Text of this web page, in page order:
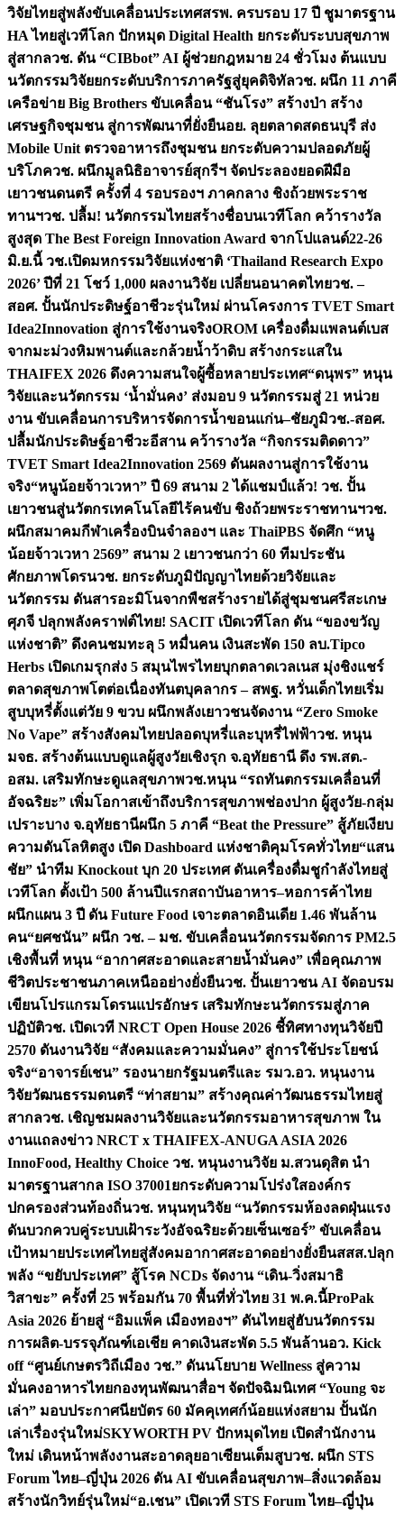
วิจัยไทยสู่พลังขับเคลื่อนประเทศสรพ. ครบรอบ 17 ปี ชูมาตรฐาน
HA ไทยสู่เวทีโลก ปักหมุด Digital Health ยกระดับระบบสุขภาพ
สู่สากลวช. ดัน “CIBbot” AI ผู้ช่วยกฎหมาย 24 ชั่วโมง ต้นแบบ
นวัตกรรมวิจัยยกระดับบริการภาครัฐสู่ยุคดิจิทัลวช. ผนึก 11 ภาคี
เครือข่าย Big Brothers ขับเคลื่อน “ชันโรง” สร้างป่า สร้าง
เศรษฐกิจชุมชน สู่การพัฒนาที่ยั่งยืนอย. ลุยตลาดสดธนบุรี ส่ง
Mobile Unit ตรวจอาหารถึงชุมชน ยกระดับความปลอดภัยผู้
บริโภควช. ผนึกมูลนิธิอาจารย์สุกรีฯ จัดประลองยอดฝีมือ
เยาวชนดนตรี ครั้งที่ 4 รอบรองฯ ภาคกลาง ชิงถ้วยพระราช
ทานฯวช. ปลื้ม! นวัตกรรมไทยสร้างชื่อบนเวทีโลก คว้ารางวัล
สูงสุด The Best Foreign Innovation Award จากโปแลนด์22-26
มิ.ย.นี้ วช.เปิดมหกรรมวิจัยแห่งชาติ ‘Thailand Research Expo
2026’ ปีที่ 21 โชว์ 1,000 ผลงานวิจัย เปลี่ยนอนาคตไทยวช. –
สอศ. ปั้นนักประดิษฐ์อาชีวะรุ่นใหม่ ผ่านโครงการ TVET Smart
Idea2Innovation สู่การใช้งานจริงOROM เครื่องดื่มแพลนต์เบส
จากมะม่วงหิมพานต์และกล้วยน้ำว้าดิบ สร้างกระแสใน
THAIFEX 2026 ดึงความสนใจผู้ซื้อหลายประเทศ“ดนุพร” หนุน
วิจัยและนวัตกรรม ‘น้ำมั่นคง’ ส่งมอบ 9 นวัตกรรมสู่ 21 หน่วย
งาน ขับเคลื่อนการบริหารจัดการน้ำขอนแก่น–ชัยภูมิวช.-สอศ.
ปลื้มนักประดิษฐ์อาชีวะอีสาน คว้ารางวัล “กิจกรรมติดดาว”
TVET Smart Idea2Innovation 2569 ดันผลงานสู่การใช้งาน
จริง“หนูน้อยจ้าวเวหา” ปี 69 สนาม 2 ได้แชมป์แล้ว! วช. ปั้น
เยาวชนสู่นวัตกรเทคโนโลยีไร้คนขับ ชิงถ้วยพระราชทานฯวช.
ผนึกสมาคมกีฬาเครื่องบินจำลองฯ และ ThaiPBS จัดศึก “หนู
น้อยจ้าวเวหา 2569” สนาม 2 เยาวชนกว่า 60 ทีมประชัน
ศักยภาพโดรนวช. ยกระดับภูมิปัญญาไทยด้วยวิจัยและ
นวัตกรรม ดันสารอะมิโนจากพืชสร้างรายได้สู่ชุมชนศรีสะเกษ
ศุภจี ปลุกพลังคราฟต์ไทย! SACIT เปิดเวทีโลก ดัน “ของขวัญ
แห่งชาติ” ดึงคนชมทะลุ 5 หมื่นคน เงินสะพัด 150 ลบ.Tipco
Herbs เปิดเกมรุกส่ง 5 สมุนไพรไทยบุกตลาดเวลเนส มุ่งชิงแชร์
ตลาดสุขภาพโตต่อเนื่องทันตบุคลากร – สพฐ. หวั่นเด็กไทยเริ่ม
สูบบุหรี่ตั้งแต่วัย 9 ขวบ ผนึกพลังเยาวชนจัดงาน “Zero Smoke
No Vape” สร้างสังคมไทยปลอดบุหรี่และบุหรี่ไฟฟ้าวช. หนุน
มจธ. สร้างต้นแบบดูแลผู้สูงวัยเชิงรุก จ.อุทัยธานี ดึง รพ.สต.-
อสม. เสริมทักษะดูแลสุขภาพวช.หนุน “รถทันตกรรมเคลื่อนที่
อัจฉริยะ” เพิ่มโอกาสเข้าถึงบริการสุขภาพช่องปาก ผู้สูงวัย-กลุ่ม
เปราะบาง จ.อุทัยธานีผนึก 5 ภาคี “Beat the Pressure” สู้ภัยเงียบ
ความดันโลหิตสูง เปิด Dashboard แห่งชาติคุมโรคทั่วไทย“แสน
ชัย” นำทีม Knockout บุก 20 ประเทศ ดันเครื่องดื่มชูกำลังไทยสู่
เวทีโลก ตั้งเป้า 500 ล้านปีแรกสถาบันอาหาร–หอการค้าไทย
ผนึกแผน 3 ปี ดัน Future Food เจาะตลาดอินเดีย 1.46 พันล้าน
คน“ยศชนัน” ผนึก วช. – มช. ขับเคลื่อนนวัตกรรมจัดการ PM2.5
เชิงพื้นที่ หนุน “อากาศสะอาดและสายน้ำมั่นคง” เพื่อคุณภาพ
ชีวิตประชาชนภาคเหนืออย่างยั่งยืนวช. ปั้นเยาวชน AI จัดอบรม
เขียนโปรแกรมโดรนแปรอักษร เสริมทักษะนวัตกรรมสู่ภาค
ปฏิบัติวช. เปิดเวที NRCT Open House 2026 ชี้ทิศทางทุนวิจัยปี
2570 ดันงานวิจัย “สังคมและความมั่นคง” สู่การใช้ประโยชน์
จริง“อาจารย์เชน” รองนายกรัฐมนตรีและ รมว.อว. หนุนงาน
วิจัยวัฒนธรรมดนตรี “ท่าสยาม” สร้างคุณค่าวัฒนธรรมไทยสู่
สากลวช. เชิญชมผลงานวิจัยและนวัตกรรมอาหารสุขภาพ ใน
งานแถลงข่าว NRCT x THAIFEX-ANUGA ASIA 2026
InnoFood, Healthy Choice วช. หนุนงานวิจัย ม.สวนดุสิต นำ
มาตรฐานสากล ISO 37001ยกระดับความโปร่งใสองค์กร
ปกครองส่วนท้องถิ่นวช. หนุนทุนวิจัย “นวัตกรรมห้องลดฝุ่นแรง
ดันบวกควบคู่ระบบเฝ้าระวังอัจฉริยะด้วยเซ็นเซอร์” ขับเคลื่อน
เป้าหมายประเทศไทยสู่สังคมอากาศสะอาดอย่างยั่งยืนสสส.ปลุก
พลัง “ขยับประเทศ” สู้โรค NCDs จัดงาน “เดิน-วิ่งสมาธิ
วิสาขะ” ครั้งที่ 25 พร้อมกัน 70 พื้นที่ทั่วไทย 31 พ.ค.นี้ProPak
Asia 2026 ย้ายสู่ “อิมแพ็ค เมืองทองฯ” ดันไทยสู่ฮับนวัตกรรม
การผลิต-บรรจุภัณฑ์เอเชีย คาดเงินสะพัด 5.5 พันล้านอว. Kick
off “ศูนย์เกษตรวิถีเมือง วช.” ดันนโยบาย Wellness สู่ความ
มั่นคงอาหารไทยกองทุนพัฒนาสื่อฯ จัดปัจฉิมนิเทศ “Young จะ
เล่า” มอบประกาศนียบัตร 60 มัคคุเทศก์น้อยแห่งสยาม ปั้นนัก
เล่าเรื่องรุ่นใหม่SKYWORTH PV ปักหมุดไทย เปิดสำนักงาน
ใหม่ เดินหน้าพลังงานสะอาดลุยอาเซียนเต็มสูบวช. ผนึก STS
Forum ไทย–ญี่ปุ่น 2026 ดัน AI ขับเคลื่อนสุขภาพ–สิ่งแวดล้อม
สร้างนักวิทย์รุ่นใหม่“อ.เชน” เปิดเวที STS Forum ไทย–ญี่ปุ่น